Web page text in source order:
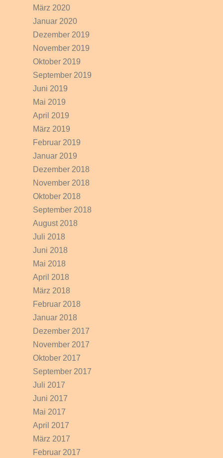
März 2020
Januar 2020
Dezember 2019
November 2019
Oktober 2019
September 2019
Juni 2019
Mai 2019
April 2019
März 2019
Februar 2019
Januar 2019
Dezember 2018
November 2018
Oktober 2018
September 2018
August 2018
Juli 2018
Juni 2018
Mai 2018
April 2018
März 2018
Februar 2018
Januar 2018
Dezember 2017
November 2017
Oktober 2017
September 2017
Juli 2017
Juni 2017
Mai 2017
April 2017
März 2017
Februar 2017